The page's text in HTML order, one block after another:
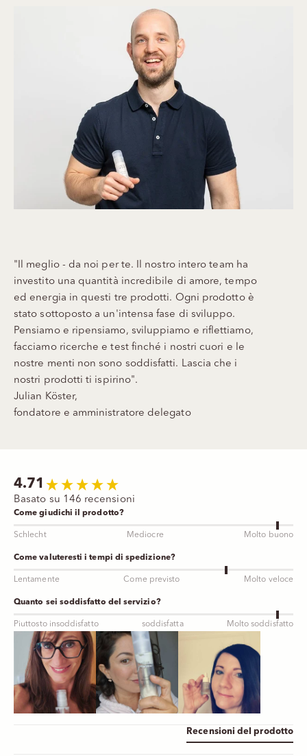
"Il meglio - da noi per te. Il nostro intero team ha
investito una quantità incredibile di amore, tempo
ed energia in questi tre prodotti. Ogni prodotto è
stato sottoposto a un'intensa fase di sviluppo.
Pensiamo e ripensiamo, sviluppiamo e riflettiamo,
facciamo ricerche e test finché i nostri cuori e le
nostre menti non sono soddisfatti. Lascia che i
nostri prodotti ti ispirino".
Julian Köster,
fondatore e amministratore delegato
4.71
Basato su 146 recensioni
Come giudichi il prodotto?
Schlecht Mediocre Molto buono
Come valuteresti i tempi di spedizione?
Lentamente Come previsto Molto veloce
Quanto sei soddisfatto del servizio?
Piuttosto insoddisfatto soddisfatta Molto soddisfatto
Recensioni del prodotto